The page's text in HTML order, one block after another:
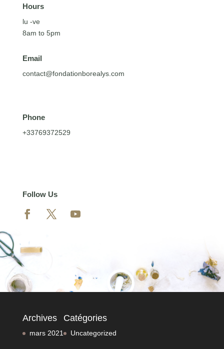
Hours
lu -ve
8am to 5pm
Email
contact@fondationborealys.com
Phone
+33769372529
Follow Us
Archives
mars 2021
Catégories
Uncategorized